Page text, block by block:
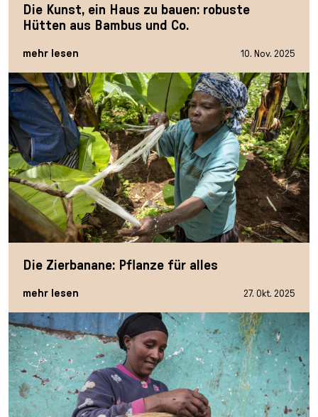
Die Kunst, ein Haus zu bauen: robuste
Hütten aus Bambus und Co.
mehr lesen 10. Nov. 2025
Die Zierbanane: Pflanze für alles
mehr lesen 27. Okt. 2025